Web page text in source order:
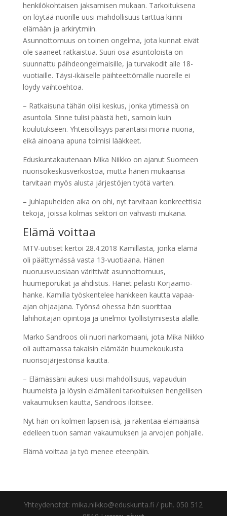
henkilökohtaisen jaksamisen mukaan. Tarkoituksena
on löytää nuorille uusi mahdollisuus tarttua kiinni
elämään ja arkirytmiin.
Asunnottomuus on toinen ongelma, jota kunnat eivät
ole saaneet ratkaistua. Suuri osa asuntoloista on
suunnattu päihdeongelmaisille, ja turvakodit alle 18-
vuotiaille. Täysi-ikäiselle päihteettömälle nuorelle ei
löydy vaihtoehtoa.
– Ratkaisuna tähän olisi keskus, jonka ytimessä on
asuntola. Sinne tulisi päästä heti, samoin kuin
koulutukseen. Yhteisöllisyys parantaisi monia nuoria,
eikä ainoana apuna toimisi lääkkeet.
Eduskuntakautenaan Mika Niikko on ajanut Suomeen
nuorisokeskusverkostoa, mutta hänen mukaansa
tarvitaan myös alusta järjestöjen työtä varten.
– Juhlapuheiden aika on ohi, nyt tarvitaan konkreettisia
tekoja, joissa kolmas sektori on vahvasti mukana.
Elämä voittaa
MTV-uutiset kertoi 28.4.2018 Kamillasta, jonka elämä
oli päättymässä vasta 13-vuotiaana. Hänen
nuoruusvuosiaan värittivät asunnottomuus,
huumeporukat ja ahdistus. Hänet pelasti Korjaamo-
hanke. Kamilla työskentelee hankkeen kautta vapaa-
ajan ohjaajana. Työnsä ohessa hän suorittaa
lähihoitajan opintoja ja unelmoi työllistymisestä alalle.
Marko Sandroos oli nuori narkomaani, jota Mika Niikko
oli auttamassa takaisin elämään huumekoukusta
nuorisojärjestönsä kautta.
– Elämässäni aukesi uusi mahdollisuus, vapauduin
huumeista ja löysin elämälleni tarkoituksen hengellisen
vakaumuksen kautta, Sandroos iloitsee.
Nyt hän on kolmen lapsen isä, ja rakentaa elämäänsä
edelleen tuon saman vakaumuksen ja arvojen pohjalle.
Elämä voittaa ja työ menee eteenpäin.
Yhteydenotot: mika.niikko@eduskunta.fi / puh. 050 512